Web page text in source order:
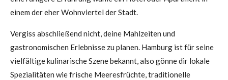
einem der eher Wohnviertel der Stadt.
Vergiss abschließend nicht, deine Mahlzeiten und
gastronomischen Erlebnisse zu planen. Hamburg ist für seine
vielfältige kulinarische Szene bekannt, also gönne dir lokale
Spezialitäten wie frische Meeresfrüchte, traditionelle